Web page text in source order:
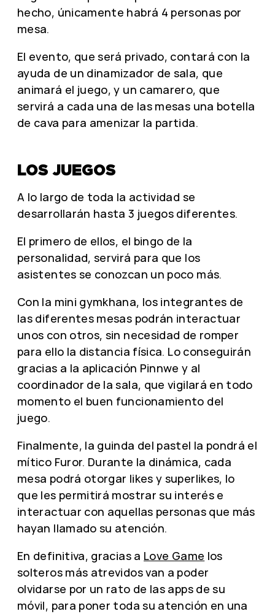
hecho, únicamente habrá 4 personas por
mesa.
El evento, que será privado, contará con la
ayuda de un dinamizador de sala, que
animará el juego, y un camarero, que
servirá a cada una de las mesas una botella
de cava para amenizar la partida.
LOS JUEGOS
A lo largo de toda la actividad se
desarrollarán hasta 3 juegos diferentes.
El primero de ellos, el bingo de la
personalidad, servirá para que los
asistentes se conozcan un poco más.
Con la mini gymkhana, los integrantes de
las diferentes mesas podrán interactuar
unos con otros, sin necesidad de romper
para ello la distancia física. Lo conseguirán
gracias a la aplicación Pinnwe y al
coordinador de la sala, que vigilará en todo
momento el buen funcionamiento del
juego.
Finalmente, la guinda del pastel la pondrá el
mítico Furor. Durante la dinámica, cada
mesa podrá otorgar likes y superlikes, lo
que les permitirá mostrar su interés e
interactuar con aquellas personas que más
hayan llamado su atención.
En definitiva, gracias a Love Game los
solteros más atrevidos van a poder
olvidarse por un rato de las apps de su
móvil, para poner toda su atención en una